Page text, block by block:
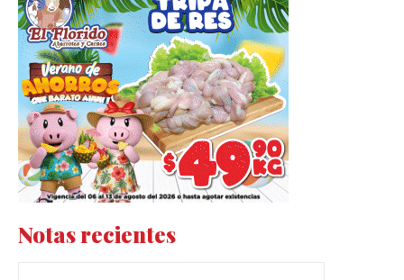
Notas recientes